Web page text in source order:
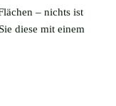
– nichts ist
diese mit einem